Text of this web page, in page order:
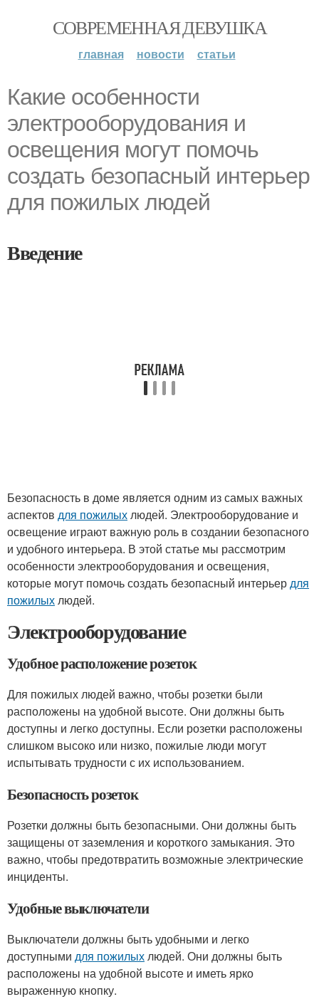
СОВРЕМЕННАЯ ДЕВУШКА
главная новости статьи
Какие особенности
электрооборудования и
освещения могут помочь
создать безопасный интерьер
для пожилых людей
Введение
Безопасность в доме является одним из самых важных
аспектов для пожилыхлюдей. Электрооборудование и
освещение играют важную роль в создании безопасного
и удобного интерьера. В этой статье мы рассмотрим
особенности электрооборудования и освещения,
которые могут помочь создать безопасный интерьердля
пожилыхлюдей.
Электрооборудование
Удобное расположение розеток
Для пожилых людей важно, чтобы розетки были
расположены на удобной высоте. Они должны быть
доступны и легко доступны. Если розетки расположены
слишком высоко или низко, пожилые люди могут
испытывать трудности с их использованием.
Безопасность розеток
Розетки должны быть безопасными. Они должны быть
защищены от заземления и короткого замыкания. Это
важно, чтобы предотвратить возможные электрические
инциденты.
Удобные выключатели
Выключатели должны быть удобными и легко
доступными для пожилыхлюдей. Они должны быть
расположены на удобной высоте и иметь ярко
выраженную кнопку.